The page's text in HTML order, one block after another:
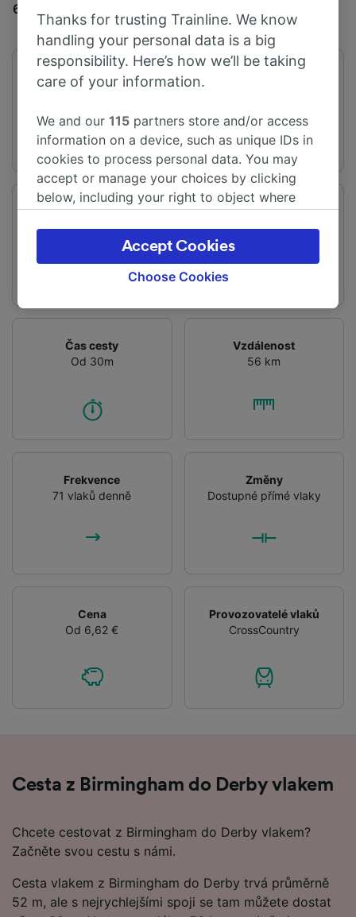
6,62 €.
První vlak
04:37
Odjezdová stanice
Birmingham
Příjezdová stanice
Derby
Čas cesty
Od 30m
Vzdálenost
56 km
Frekvence
71 vlaků denně
Změny
Dostupné přímé vlaky
Cena
Od 6,62 €
Provozovatelé vlaků
CrossCountry
Cesta z Birmingham do Derby vlakem
Chcete cestovat z Birmingham do Derby vlakem?
Začněte svou cestu s námi.
Cesta vlakem z Birmingham do Derby trvá průměrně
52 m, ale s nejrychlejšími spoji se tam můžete dostat
Thanks for trusting Trainline. We know
handling your personal data is a big
responsibility. Here’s how we’ll be taking
care of your information.
We and our115 partners store and/or access
information on a device, such as unique IDs in
cookies to process personal data. You may
accept or manage your choices by clicking
below, including your right to object where
the privacy policy page. These choices will be
signaled to our partners and will not affect
browsing data. Your data will not be used for
track you.
We and our partners process data to provide:
Use precise geolocation data. Actively scan
Personalised advertising and content,
advertising and content measurement,
audience research and services development.
Choose Cookies
Accept Cookies